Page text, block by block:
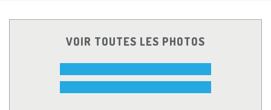
VOIR TOUTES LES PHOTOS